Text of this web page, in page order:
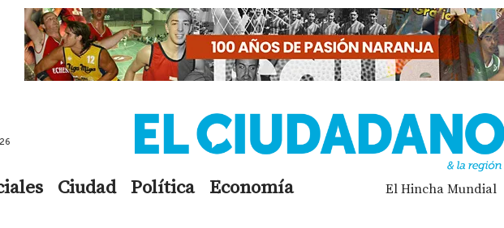
Ciudad Política Economía El Hincha Mundial